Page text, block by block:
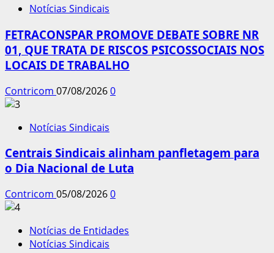
Notícias Sindicais
FETRACONSPAR PROMOVE DEBATE SOBRE NR
01, QUE TRATA DE RISCOS PSICOSSOCIAIS NOS
LOCAIS DE TRABALHO
Contricom 07/08/20260
Notícias Sindicais
Centrais Sindicais alinham panfletagem para
o Dia Nacional de Luta
Contricom 05/08/20260
Notícias de Entidades
Notícias Sindicais